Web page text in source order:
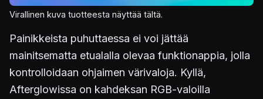
Virallinen kuva tuotteesta näyttää tältä.
Painikkeista puhuttaessa ei voi jättää
mainitsematta etualalla olevaa funktionappia, jolla
kontrolloidaan ohjaimen värivaloja. Kyllä,
Afterglowissa on kahdeksan RGB-valoilla